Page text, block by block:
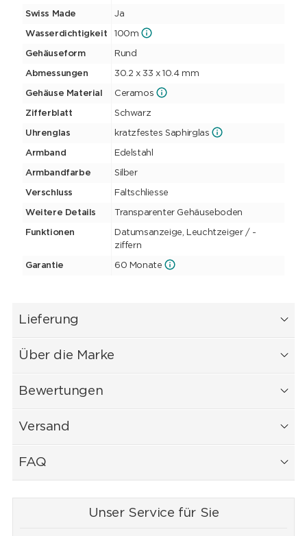
Swiss Made Ja
Wasserdichtigkeit 100m
Gehäuseform Rund
Abmessungen 30.2 x 33 x 10.4 mm
Gehäuse Material Ceramos
Zifferblatt Schwarz
Uhrenglas kratzfestes Saphirglas
Armband Edelstahl
Armbandfarbe Silber
Verschluss Faltschliesse
Weitere Details Transparenter Gehäuseboden
Funktionen
Datumsanzeige, Leuchtzeiger / -
ziffern
Garantie 60 Monate
Lieferung
Über die Marke
Bewertungen
Versand
FAQ
Unser Service für Sie